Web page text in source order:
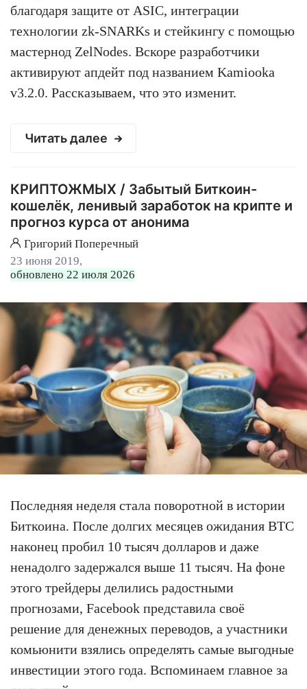
благодаря защите от ASIC, интеграции
технологии zk-SNARKs и стейкингу с помощью
мастернод ZelNodes. Вскоре разработчики
активируют апдейт под названием Kamiooka
v3.2.0. Рассказываем, что это изменит.
Читать далее
КРИПТОЖМЫХ / Забытый Биткоин-
кошелёк, ленивый заработок на крипте и
прогноз курса от анонима
Григорий Поперечный
23 июня 2019,
обновлено 22 июля 2026
Последняя неделя стала поворотной в истории
Биткоина. После долгих месяцев ожидания BTC
наконец пробил 10 тысяч долларов и даже
ненадолго задержался выше 11 тысяч. На фоне
этого трейдеры делились радостными
прогнозами, Facebook представила своё
решение для денежных переводов, а участники
комьюнити взялись определять самые выгодные
инвестиции этого года. Вспоминаем главное за